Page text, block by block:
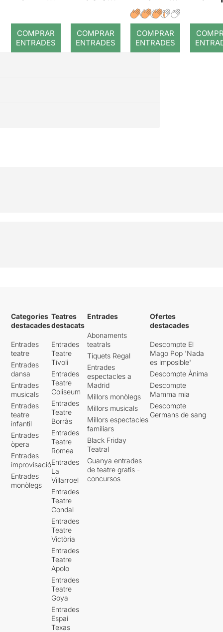
anía
COMPRAR
ENTRADES
COMPRAR
ENTRADES
Els tres
porquets
COMPRAR
ENTRADES
del
Categories
destacades
Entrades
teatre
Entrades
dansa
Entrades
musicals
Entrades
teatre
infantil
Entrades
òpera
Entrades
improvisació
Entrades
monòlegs
Teatres
destacats
Entrades
Teatre
Tívoli
Entrades
Teatre
Coliseum
Entrades
Teatre
Borràs
Entrades
Teatre
Romea
Entrades
La
Villarroel
Entrades
Teatre
Condal
Entrades
Teatre
Victòria
Entrades
Teatre
Apolo
Entrades
Teatre
Goya
Entrades
Espai
Texas
Entrades
Abonaments
teatrals
Tiquets Regal
Entrades
espectacles a
Madrid
Millors monòlegs
Millors musicals
Millors espectacles
familiars
Black Friday
Teatral
Guanya entrades
de teatre gratis -
concursos
Ofertes
destacades
Descompte El
Mago Pop 'Nada
es imposible'
Descompte Ànima
Descompte
Mamma mia
Descompte
Germans de sang